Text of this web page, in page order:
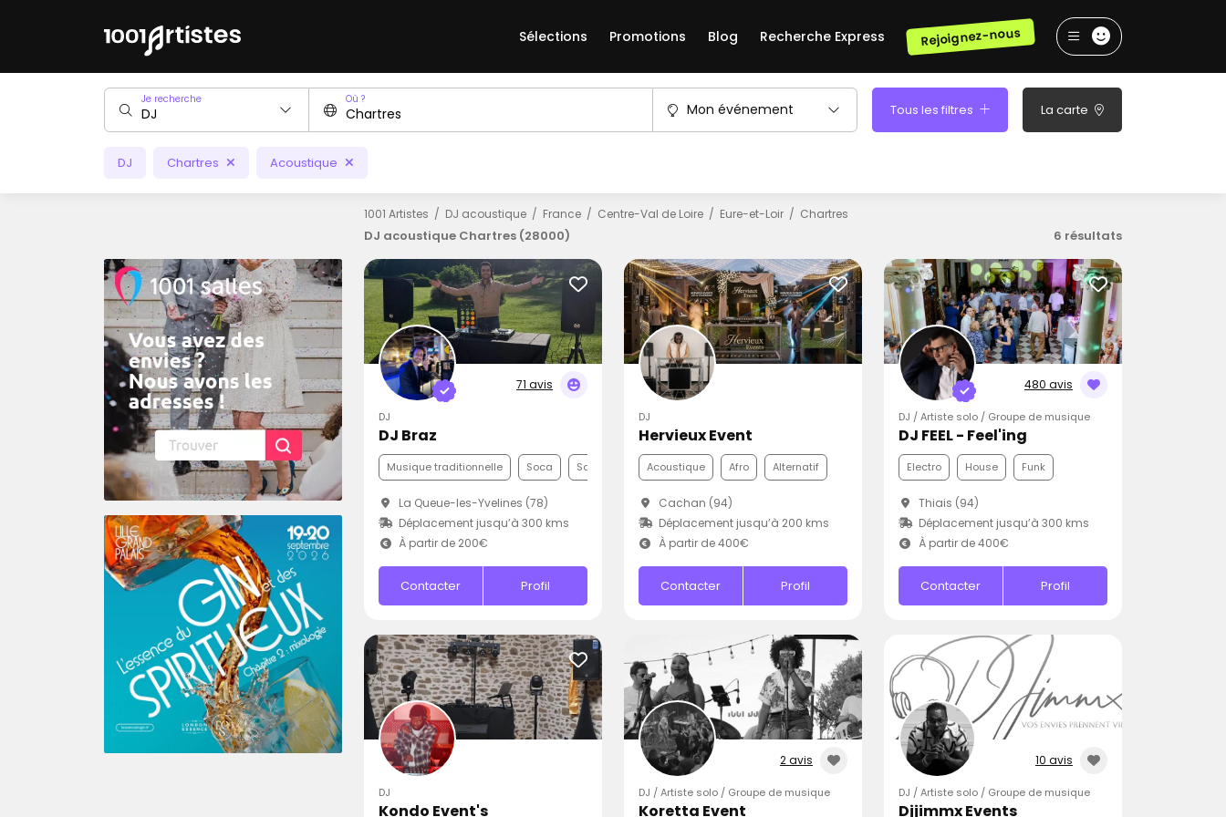
Sélections Promotions Blog Recherche Express Rejoignez-nous
Je recherche Où ?
Mon événement Tous les filtres La carte
DJ Chartres Acoustique
1001 Artistes DJ acoustique France Centre-Val de Loire Eure-et-Loir Chartres
DJ acoustique Chartres (28000) 6 résultats
71 avis
DJ
DJ Braz
Musique traditionnelle Soca Samba
La Queue-les-Yvelines (78)
Déplacement jusqu’à 300 kms
À partir de 200€
Contacter Profil
DJ
Hervieux Event
Acoustique Afro Alternatif
Cachan (94)
Déplacement jusqu’à 200 kms
À partir de 400€
Contacter Profil
480 avis
DJ / Artiste solo / Groupe de musique
DJ FEEL - Feel'ing
Electro House Funk
Thiais (94)
Déplacement jusqu’à 300 kms
À partir de 400€
Contacter Profil
DJ
Kondo Event's
2 avis
DJ / Artiste solo / Groupe de musique
Koretta Event
10 avis
DJ / Artiste solo / Groupe de musique
Djjimmx Events